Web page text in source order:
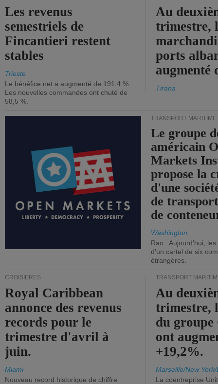
Les revenus
semestriels de
Fincantieri restent
stables
Trieste
Le bénéfice net a augmenté de 191,4 %.
Les nouvelles commandes ont chuté de
58,5 %.
Au
trimestre,
ports
augmenté
Tirana
TRANSPORT MARITIME
Le groupe
américain
Markets
propose la
d'une
de
de
Washington
Rao : Aujourd'hui,
d'un cartel de six
étrangères.
CROISIÈRES
Royal Caribbean
annonce des revenus
records pour le
trimestre d'avril à
juin.
Miami
Nouveau record historique de chiffre
TRANSPORT
Au
trimestre,
du
ont
+19,2%.
Marseille/New
La coentreprise